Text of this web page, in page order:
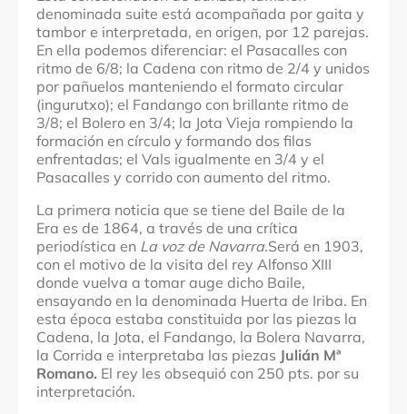
denominada suite está acompañada por gaita y
tambor e interpretada, en origen, por 12 parejas.
En ella podemos diferenciar: el Pasacalles con
ritmo de 6/8; la Cadena con ritmo de 2/4 y unidos
por pañuelos manteniendo el formato circular
(ingurutxo); el Fandango con brillante ritmo de
3/8; el Bolero en 3/4; la Jota Vieja rompiendo la
formación en círculo y formando dos filas
enfrentadas; el Vals igualmente en 3/4 y el
Pasacalles y corrido con aumento del ritmo.
La primera noticia que se tiene del Baile de la
Era es de 1864, a través de una crítica
periodística en La voz de Navarra.Será en 1903,
con el motivo de la visita del rey Alfonso XIII
donde vuelva a tomar auge dicho Baile,
ensayando en la denominada Huerta de Iriba. En
esta época estaba constituida por las piezas la
Cadena, la Jota, el Fandango, la Bolera Navarra,
la Corrida e interpretaba las piezas Julián Mª
Romano. El rey les obsequió con 250 pts. por su
interpretación.